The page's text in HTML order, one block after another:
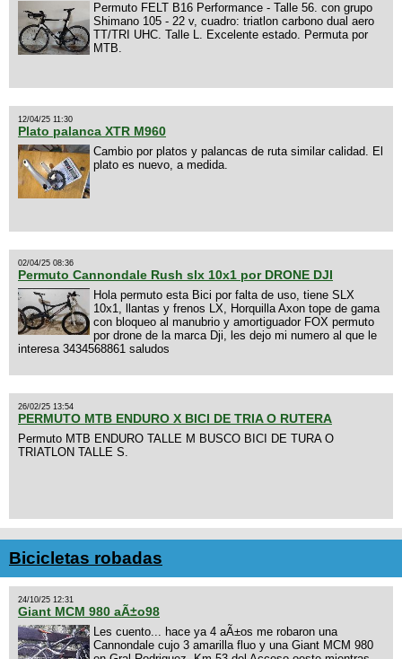
Permuto FELT B16 Performance - Talle 56. con grupo
Shimano 105 - 22 v, cuadro: triatlon carbono dual aero
TT/TRI UHC. Talle L. Excelente estado. Permuta por
MTB.
12/04/25 11:30
Plato palanca XTR M960
Cambio por platos y palancas de ruta similar calidad. El
plato es nuevo, a medida.
02/04/25 08:36
Permuto Cannondale Rush slx 10x1 por DRONE DJI
Hola permuto esta Bici por falta de uso, tiene SLX
10x1, llantas y frenos LX, Horquilla Axon tope de gama
con bloqueo al manubrio y amortiguador FOX permuto
por drone de la marca Dji, les dejo mi numero al que le
interesa 3434568861 saludos
26/02/25 13:54
PERMUTO MTB ENDURO X BICI DE TRIA O RUTERA
Permuto MTB ENDURO TALLE M BUSCO BICI DE TURA O
TRIATLON TALLE S.
Bicicletas robadas
24/10/25 12:31
Giant MCM 980 aÃ±o98
Les cuento... hace ya 4 aÃ±os me robaron una
Cannondale cujo 3 amarilla fluo y una Giant MCM 980